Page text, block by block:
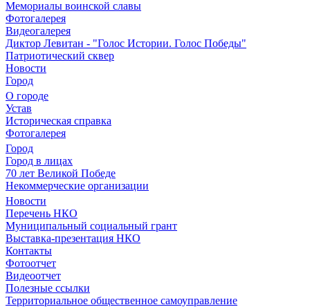
Мемориалы воинской славы
Фотогалерея
Видеогалерея
Диктор Левитан - "Голос Истории. Голос Победы"
Патриотический сквер
Новости
Город
О городе
Устав
Историческая справка
Фотогалерея
Город
Город в лицах
70 лет Великой Победе
Некоммерческие организации
Новости
Перечень НКО
Муниципальный социальный грант
Выставка-презентация НКО
Контакты
Фотоотчет
Видеоотчет
Полезные ссылки
Территориальное общественное самоуправление